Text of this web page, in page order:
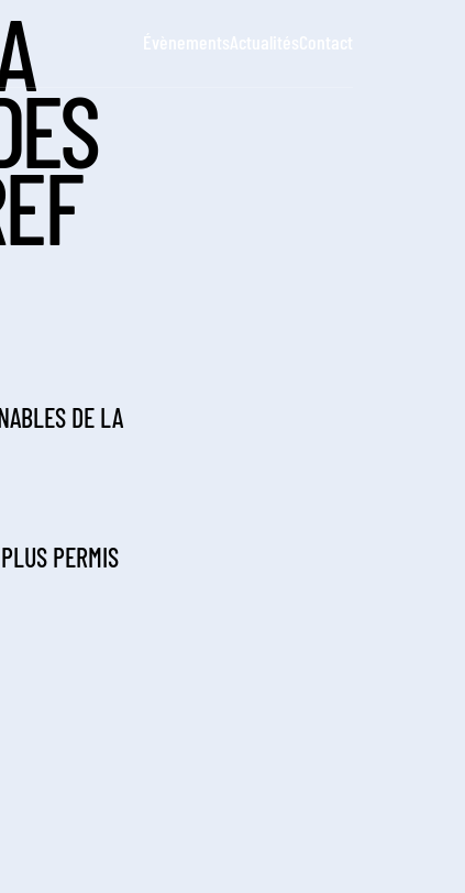
ÉvènementsActualités Contact
DE LA
PERMIS